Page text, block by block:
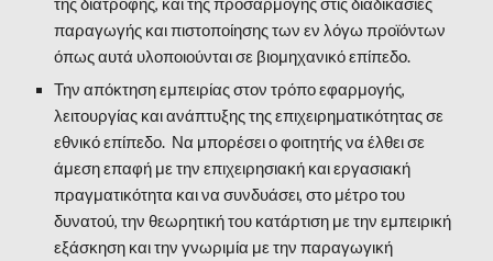
της διατροφής, και της προσαρμογής στις διαδικασίες
παραγωγής και πιστοποίησης των εν λόγω προϊόντων
όπως αυτά υλοποιούνται σε βιομηχανικό επίπεδο.
Την απόκτηση εμπειρίας στον τρόπο εφαρμογής,
λειτουργίας και ανάπτυξης της επιχειρηματικότητας σε
εθνικό επίπεδο. Να μπορέσει ο φοιτητής να έλθει σε
άμεση επαφή με την επιχειρησιακή και εργασιακή
πραγματικότητα και να συνδυάσει, στο μέτρο του
δυνατού, την θεωρητική του κατάρτιση με την εμπειρική
εξάσκηση και την γνωριμία με την παραγωγική